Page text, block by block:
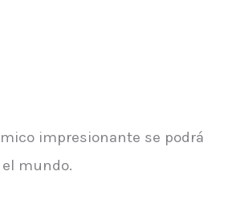
impresionante se podrá
mundo.